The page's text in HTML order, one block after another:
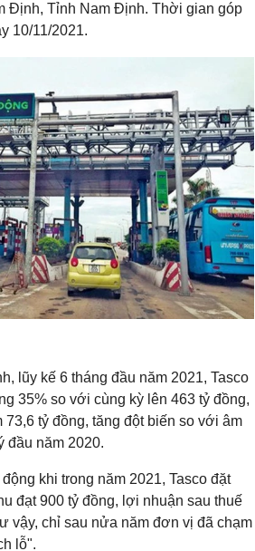
Định, Tỉnh Nam Định. Thời gian góp
10/11/2021.
lũy kế 6 tháng đầu năm 2021, Tasco
35% so với cùng kỳ lên 463 tỷ đồng,
73,6 tỷ đồng, tăng đột biến so với âm
đầu năm 2020.
khi trong năm 2021, Tasco đặt
đạt 900 tỷ đồng, lợi nhuận sau thuế
vậy, chỉ sau nửa năm đơn vị đã chạm
lỗ".